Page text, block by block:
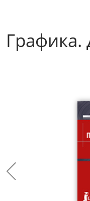
Графика.